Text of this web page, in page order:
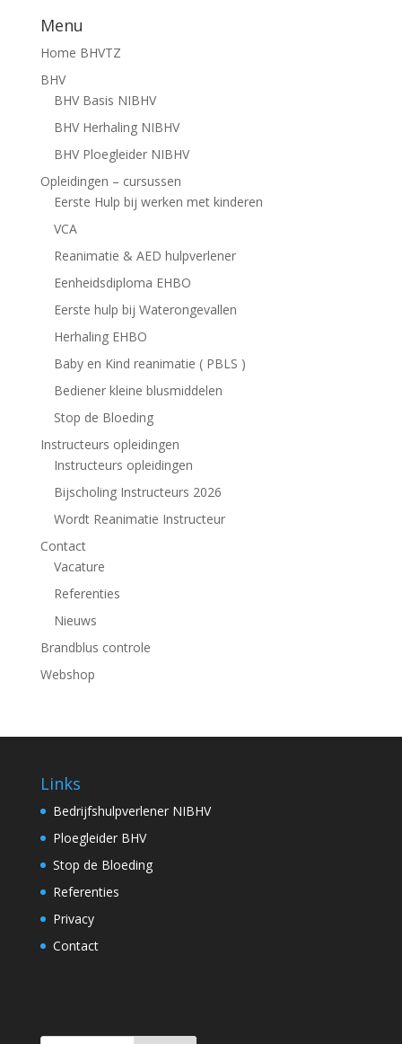
Menu
Home BHVTZ
BHV
BHV Basis NIBHV
BHV Herhaling NIBHV
BHV Ploegleider NIBHV
Opleidingen – cursussen
Eerste Hulp bij werken met kinderen
VCA
Reanimatie & AED hulpverlener
Eenheidsdiploma EHBO
Eerste hulp bij Waterongevallen
Herhaling EHBO
Baby en Kind reanimatie ( PBLS )
Bediener kleine blusmiddelen
Stop de Bloeding
Instructeurs opleidingen
Instructeurs opleidingen
Bijscholing Instructeurs 2026
Wordt Reanimatie Instructeur
Contact
Vacature
Referenties
Nieuws
Brandblus controle
Webshop
Links
Bedrijfshulpverlener NIBHV
Ploegleider BHV
Stop de Bloeding
Referenties
Privacy
Contact